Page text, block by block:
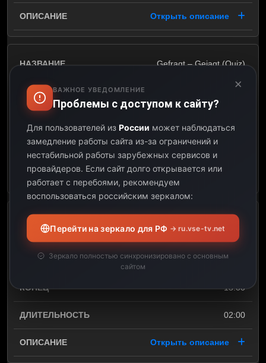
Открыть описание
Gefragt – Gejagt (Quiz)
Открыть описание
ARD-Mittagsmagazin
(Mittagsmagazin)
11:00
13:00
02:00
Открыть описание
×
ВАЖНОЕ УВЕДОМЛЕНИЕ
Проблемы с доступом к сайту?
Для пользователей из России может наблюдаться
замедление работы сайта из-за ограничений и
нестабильной работы зарубежных сервисов и
провайдеров. Если сайт долго открывается или
работает с перебоями, рекомендуем
воспользоваться российским зеркалом:
Перейти на зеркало для РФ → ru.vse-tv.net
Зеркало полностью синхронизировано с основным
сайтом